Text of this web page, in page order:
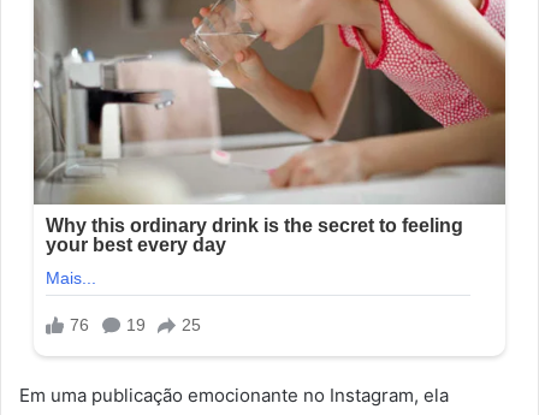
Em uma publicação emocionante no Instagram, ela